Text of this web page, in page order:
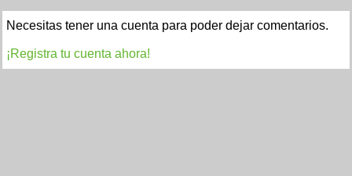
Necesitas tener una cuenta para poder dejar comentarios.
¡Registra tu cuenta ahora!